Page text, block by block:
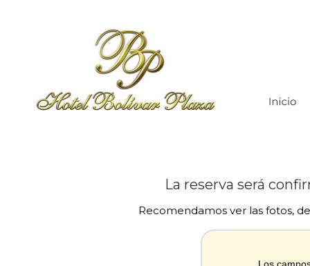
La reserva será
Recomendamos ver las fotos,